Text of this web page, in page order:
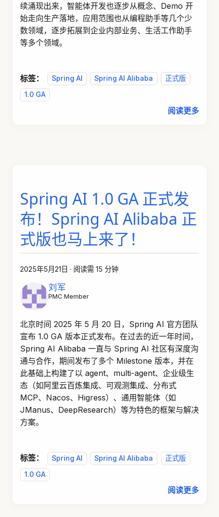
续涌现出来，智能体开发也逐步从概念、Demo 开
始走向生产落地，应用范围也从编程助手等几个少
数领域，逐步拓展到企业内部业务、生活工作助手
等多个领域。
标签： Spring AI Spring AI Alibaba
正式版
1.0 GA
阅读更多
Spring AI 1.0 GA 正式发
布！Spring AI Alibaba 正
式版也马上来了！
2025年5月21日 · 阅读需 15 分钟
刘军
PMC Member
北京时间 2025 年 5 月 20 日，Spring AI 官方团队
宣布 1.0 GA 版本正式发布。在过去的近一年时间，
Spring AI Alibaba 一直与 Spring AI 社区有深度沟
通与合作，期间发布了多个 Milestone 版本，并在
此基础上构建了以 agent、multi-agent、企业级生
态（如阿里云百炼集成、可观测集成、分布式
MCP、Nacos、Higress）、通用智能体（如
JManus、DeepResearch）等为特色的框架与解决
方案。
标签： Spring AI Spring AI Alibaba
正式版
1.0 GA
阅读更多